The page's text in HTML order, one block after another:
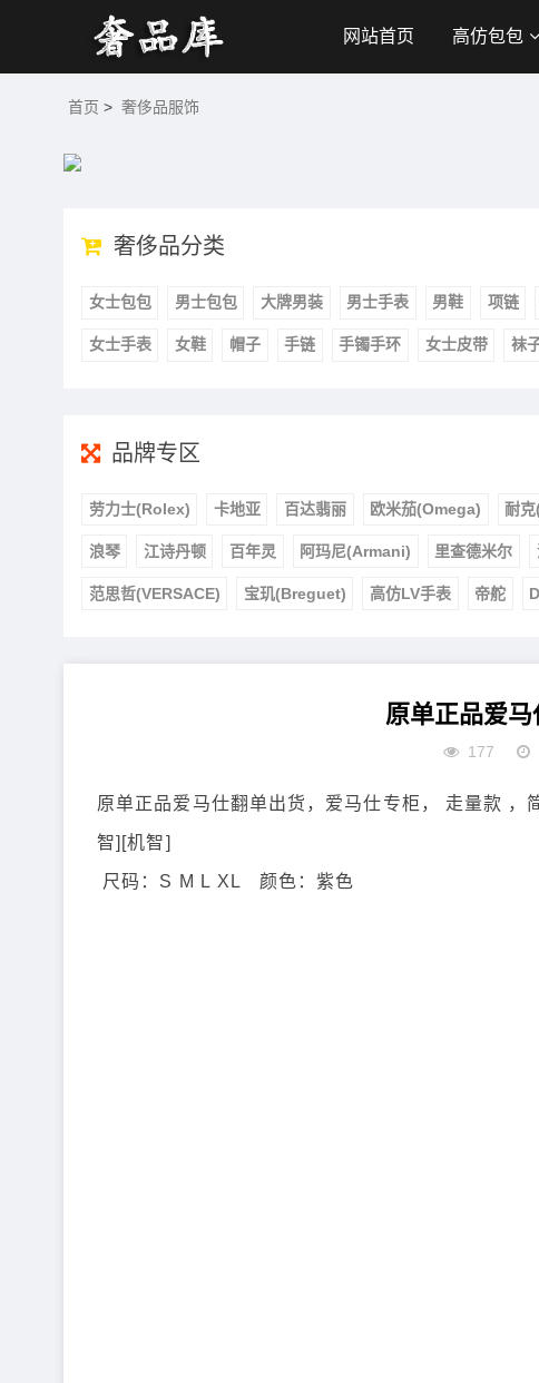
网站首页 高仿包包
首页 > 奢侈品服饰
奢侈品分类
女士包包 男士包包 大牌男装 男士手表 男鞋 项链
女士手表 女鞋 帽子 手链 手镯手环 女士皮带 袜
品牌专区
劳力士(Rolex) 卡地亚 百达翡丽 欧米茄(Omega) 耐
浪琴 江诗丹顿 百年灵 阿玛尼(Armani) 里查德米尔
范思哲(VERSACE) 宝玑(Breguet) 高仿LV手表 帝舵
原单正品爱
177
原单正品爱马仕翻单出货，爱马仕专柜， 走量款
智][机智]
尺码：S M L XL 颜色：紫色